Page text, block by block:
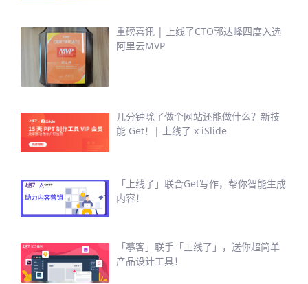
重磅喜讯 | 上线了CTO郭达峰四度入选
阿里云MVP
几分钟除了做个网站还能做什么？新技
能 Get！| 上线了 x iSlide
「上线了」联合Get写作，帮你智能生成
内容！
「摹客」联手「上线了」，送你超简单
产品设计工具！